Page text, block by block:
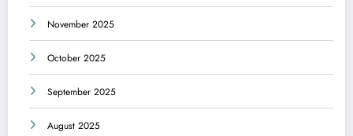
November 2025
October 2025
September 2025
August 2025